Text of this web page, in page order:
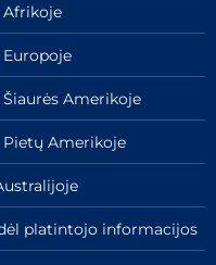
Afrikoje
Amerikoje
Pietų Amerikoje
platintojo informacijos